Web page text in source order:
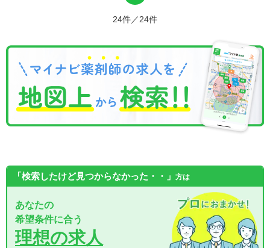
24件／24件
「検索したけど見つからなかった・・」 方は
あなたの
希望条件に合う
理想の求人